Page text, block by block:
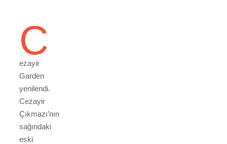
C
ezayir
Garden
yenilendi.
Cezayir
Çıkmazı’nın
sağındaki
eski